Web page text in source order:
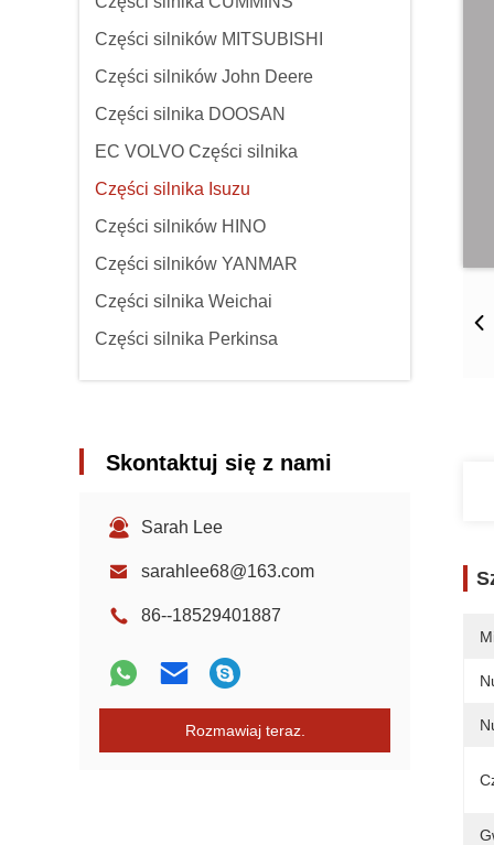
Części silników MITSUBISHI
Części silników John Deere
Części silnika DOOSAN
EC VOLVO Części silnika
Części silnika Isuzu
Części silników HINO
Części silników YANMAR
Części silnika Weichai
Części silnika Perkinsa
Skontaktuj się z nami
Sarah Lee
sarahlee68@163.com
86--18529401887
Rozmawiaj teraz.